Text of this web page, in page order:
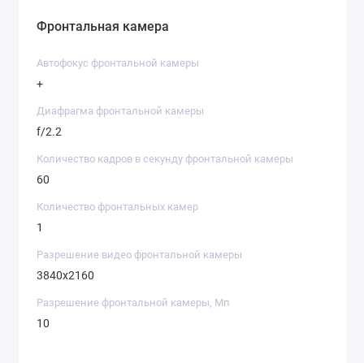
Фронтальная камера
Автофокус фронтальной камеры
+
Диафрагма фронтальной камеры
f/2.2
Количество кадров в секунду фронтальной камеры
60
Количество фронтальных камер
1
Разрешение видео фронтальной камеры
3840х2160
Разрешение фронтальной камеры, Мп
10